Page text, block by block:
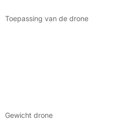
Toepassing van de drone
Gewicht drone